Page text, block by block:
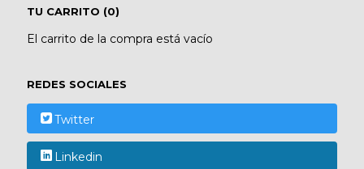
TU CARRITO (0)
El carrito de la compra está vacío
REDES SOCIALES
Twitter
Linkedin